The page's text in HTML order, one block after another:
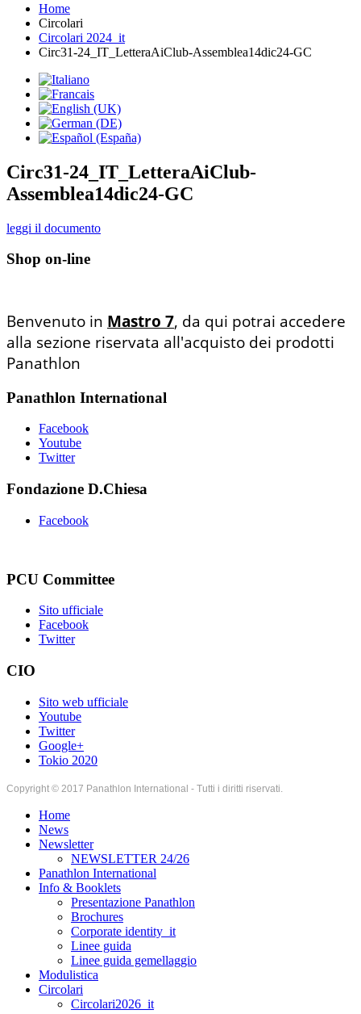
Home
Circolari
Circolari 2024_it
Circ31-24_IT_LetteraAiClub-Assemblea14dic24-GC
Circ31-24_IT_LetteraAiClub-
Assemblea14dic24-GC
leggi il documento
Shop on-line
Benvenuto in Mastro 7, da qui potrai accedere
alla sezione riservata all'acquisto dei prodotti
Panathlon
Panathlon International
Facebook
Youtube
Twitter
Fondazione D.Chiesa
Facebook
PCU Committee
Sito ufficiale
Facebook
Twitter
CIO
Sito web ufficiale
Youtube
Twitter
Google+
Tokio 2020
Copyright © 2017 Panathlon International - Tutti i diritti riservati.
Home
News
Newsletter
NEWSLETTER 24/26
Panathlon International
Info & Booklets
Presentazione Panathlon
Brochures
Corporate identity_it
Linee guida
Linee guida gemellaggio
Modulistica
Circolari
Circolari2026_it